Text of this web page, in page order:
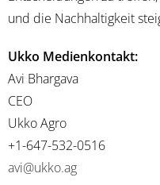
und die Nachhaltigkeit
Ukko Medienkontakt:
Avi Bhargava
CEO
Ukko Agro
+1-647-532-0516
avi@ukko.ag